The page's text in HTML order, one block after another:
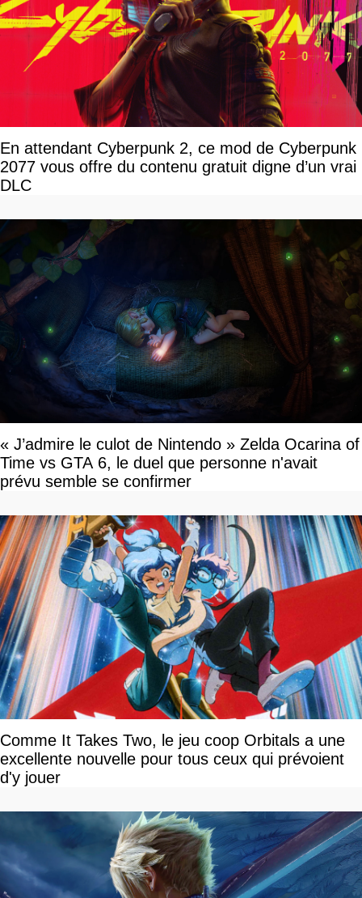
En attendant Cyberpunk 2, ce mod de Cyberpunk
2077 vous offre du contenu gratuit digne d’un vrai
DLC
« J’admire le culot de Nintendo » Zelda Ocarina of
Time vs GTA 6, le duel que personne n'avait
prévu semble se confirmer
Comme It Takes Two, le jeu coop Orbitals a une
excellente nouvelle pour tous ceux qui prévoient
d'y jouer